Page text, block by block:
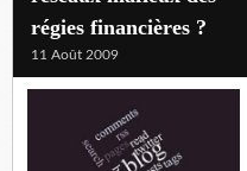
régies financières ?
11 Août 2009